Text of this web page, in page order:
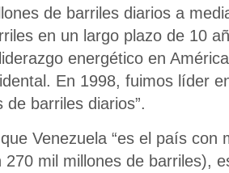
de barriles diarios a
en un largo plazo de 10
energético en
En 1998, fuimos líder
de barriles diarios”.
Venezuela “es el país con
270 mil millones de barriles),